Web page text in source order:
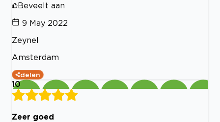
Beveelt aan
9 May 2022
Zeynel
Amsterdam
delen
10
Zeer goed